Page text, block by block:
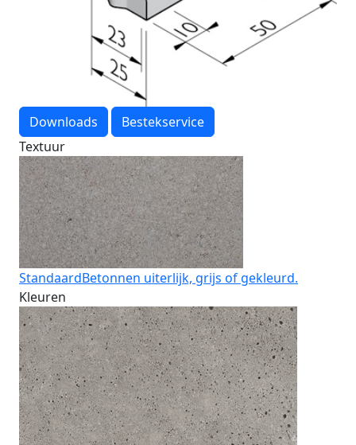
Downloads
Bestekservice
Textuur
StandaardBetonnen uiterlijk, grijs of gekleurd.
Kleuren